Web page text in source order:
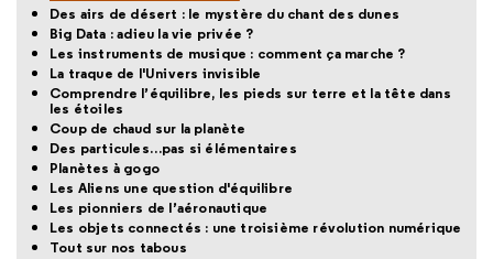
Des airs de désert : le mystère du chant des dunes
Big Data : adieu la vie privée ?
Les instruments de musique : comment ça marche ?
La traque de l'Univers invisible
Comprendre l’équilibre, les pieds sur terre et la tête dans
les étoiles
Coup de chaud sur la planète
Des particules…pas si élémentaires
Planètes à gogo
Les Aliens une question d'équilibre
Les pionniers de l’aéronautique
Les objets connectés : une troisième révolution numérique
Tout sur nos tabous